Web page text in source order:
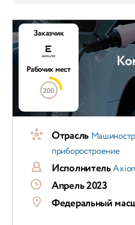
Заказчик
Рабочих мест
200
Отрасль
приборостроение
Исполнитель
Апрель 2023
Федеральный